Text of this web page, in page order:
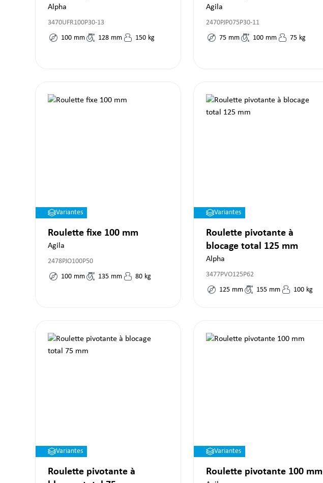
Alpha
3470UFR100P30-13
100 mm 128 mm 150 kg
Agila
2470PJP075P30-11
75 mm 100 mm 75 kg
Variantes
Roulette fixe 100 mm
Agila
2478PJO100P50
100 mm 135 mm 80 kg
Variantes
Roulette pivotante à
blocage total 125 mm
Alpha
3477PVO125P62
125 mm 155 mm 100 kg
Variantes
Roulette pivotante à
Variantes
Roulette pivotante 100 mm